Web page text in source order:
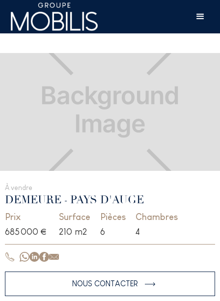
À vendre
DEMEURE - PAYS D'AUGE
Prix
685 000 €
Surface
210 m2
Pièces
6
Chambres
4
NOUS CONTACTER